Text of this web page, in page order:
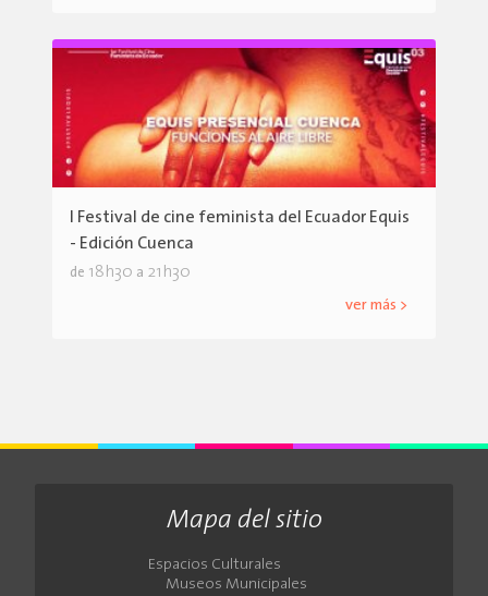
I Festival de cine feminista del Ecuador Equis
- Edición Cuenca
de 18h30 a 21h30
ver más >
Mapa del sitio
Espacios Culturales
Museos Municipales